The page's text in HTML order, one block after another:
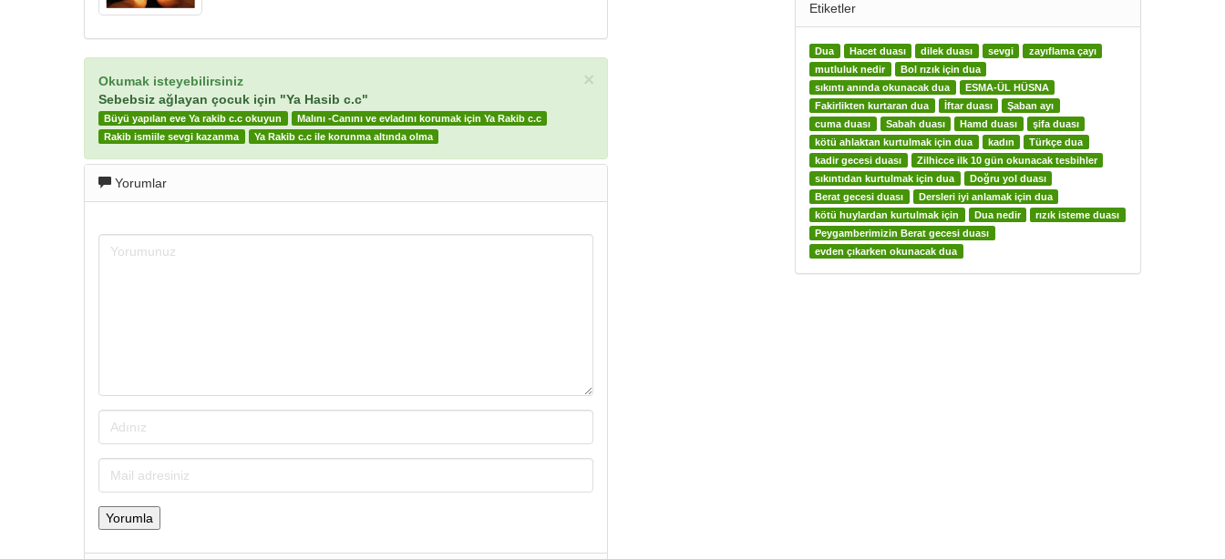
×
Okumak isteyebilirsiniz
Sebebsiz ağlayan çocuk için "Ya Hasib c.c"
Büyü yapılan eve Ya rakib c.c okuyun
Malını -Canını ve evladını korumak için Ya Rakib c.c
Rakib ismiile sevgi kazanma
Ya Rakib c.c ile korunma altında olma
Yorumlar
Etiketler
Dua Hacet duası dilek duası sevgi
zayıflama çayı
mutluluk nedir
Bol rızık için dua
sıkıntı anında okunacak dua
ESMA-ÜL HÜSNA
Fakirlikten kurtaran dua
İftar duası
Şaban ayı
cuma duası
Sabah duası Hamd duası
şifa duası
kötü ahlaktan kurtulmak için dua
kadın
Türkçe dua
kadir gecesi duası
Zilhicce ilk 10 gün okunacak tesbihler
sıkıntıdan kurtulmak için dua
Doğru yol duası
Berat gecesi duası
Dersleri iyi anlamak için dua
kötü huylardan kurtulmak için
Dua nedir
rızık isteme duası
Peygamberimizin Berat gecesi duası
evden çıkarken okunacak dua